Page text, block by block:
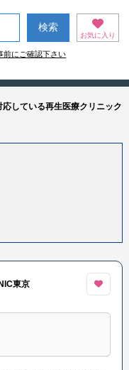
お気に入り
前にご確認下さい
応している再生医療クリニック
東京